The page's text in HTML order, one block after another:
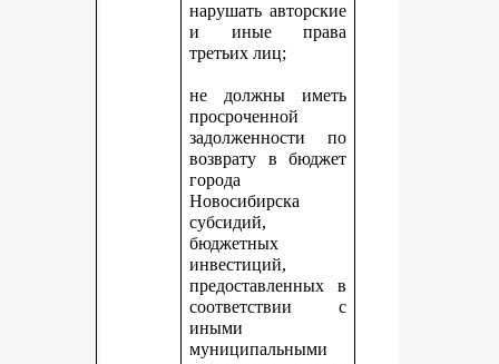
нарушать авторские
и иные права
третьих лиц;
не должны иметь
просроченной
задолженности по
возврату в бюджет
города
Новосибирска
субсидий,
бюджетных
инвестиций,
предоставленных в
соответствии с
иными
муниципальными